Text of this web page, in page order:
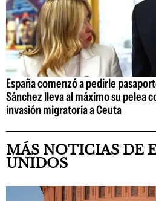
España comenzó a pedirle
Sánchez lleva al máximo su pelea
invasión migratoria a Ceuta
MÁS NOTICIAS DE
UNIDOS